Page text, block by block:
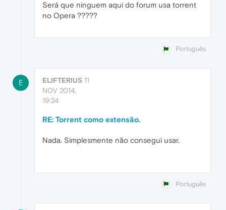
Será que ninguem aqui do forum usa torrent
no Opera ?????
Português
E ELIFTERIUS 11
NOV 2014,
19:24
RE: Torrent como extensão.
Nada. Simplesmente não consegui usar.
Português